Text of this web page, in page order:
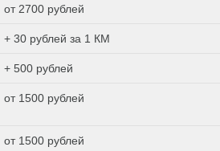
от 2700 рублей
+ 30 рублей за 1 КМ
+ 500 рублей
от 1500 рублей
от 1500 рублей